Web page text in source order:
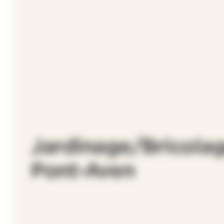
Jardinage/
Pont-Aven